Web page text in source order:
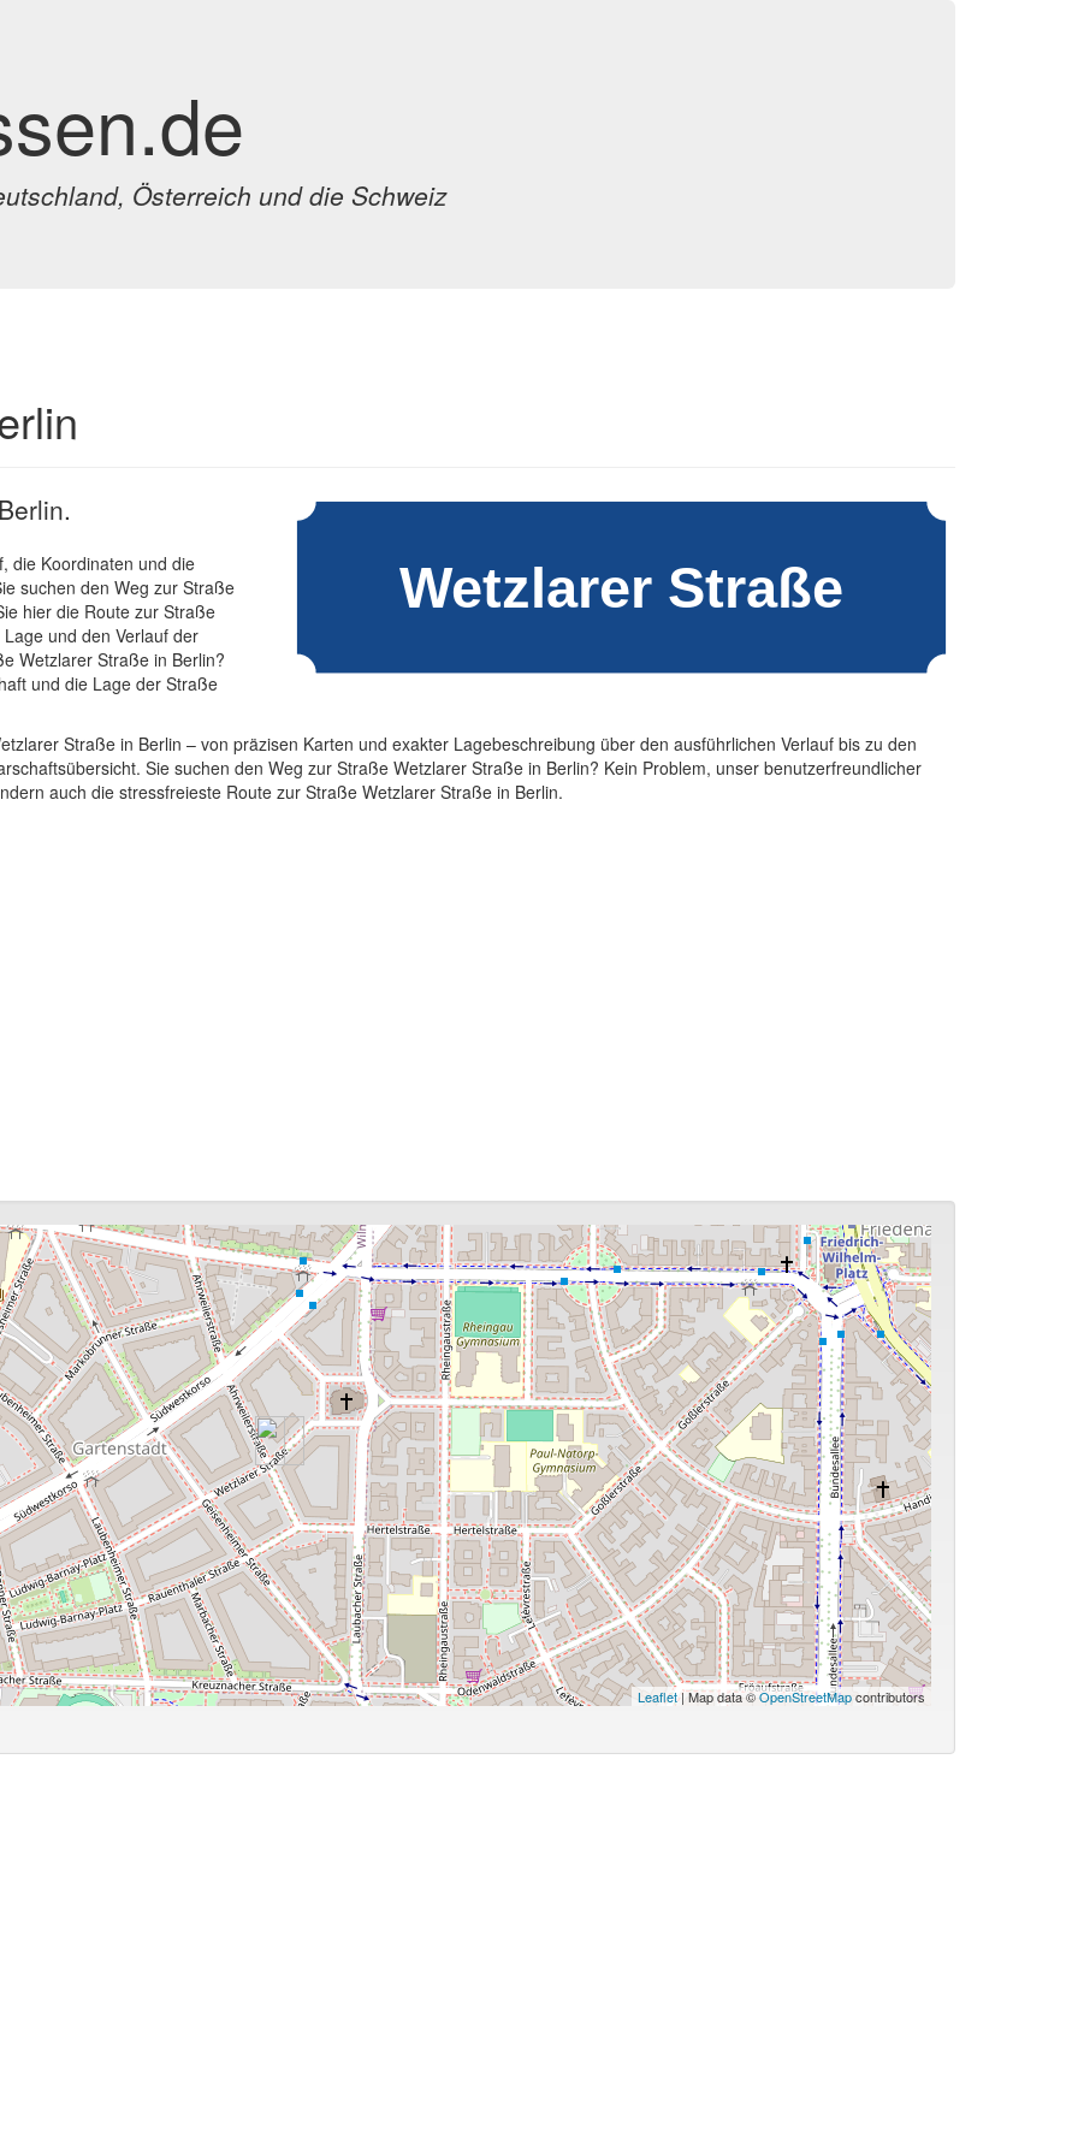
Österreich und die Schweiz
die Koordinaten und die
suchen den Weg zur Straße
hier die Route zur Straße
und den Verlauf der
Wetzlarer Straße in Berlin?
und die Lage der Straße
Straße in Berlin – von präzisen Karten und exakter Lagebeschreibung über den ausführlichen Verlauf bis zu den
Sie suchen den Weg zur Straße Wetzlarer Straße in Berlin? Kein Problem, unser benutzerfreundlicher
auch die stressfreieste Route zur Straße Wetzlarer Straße in Berlin.
Leaflet| Map data ©OpenStreetMapcontributors